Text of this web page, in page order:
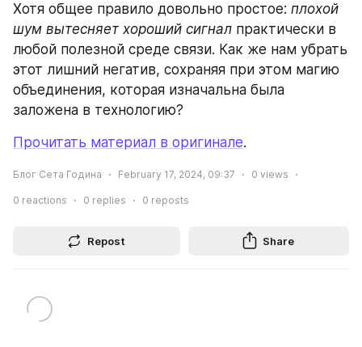
Хотя общее правило довольно простое: плохой
шум вытесняет хороший сигнал практически в
любой полезной среде связи. Как же нам убрать
этот лишний негатив, сохраняя при этом магию
объединения, которая изначальна была
заложена в технологию?
Прочитать материал в оригинале.
Блог Сета Година February 17, 2024, 09:37 0 views
0 reactions 0 replies 0 reposts
Repost Share